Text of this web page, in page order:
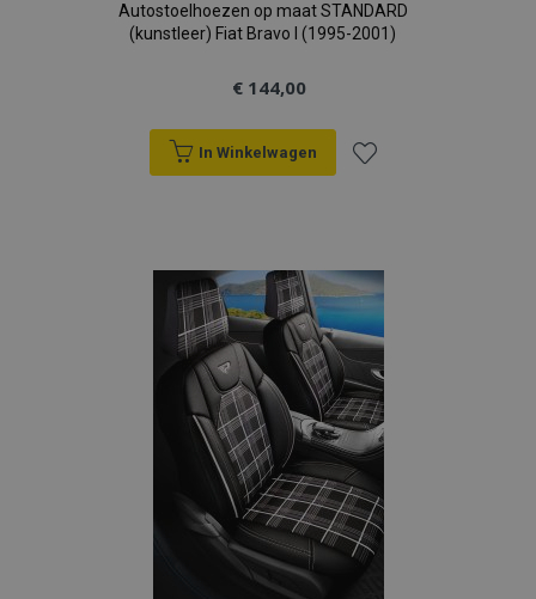
Autostoelhoezen op maat STANDARD
(kunstleer) Fiat Bravo I (1995-2001)
€ 144,00
In Winkelwagen
aan
verlanglijst